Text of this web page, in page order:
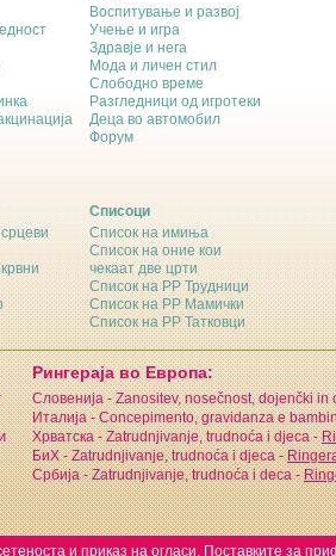
и приказ на огласи. Поставките за
Воспитување и развој
Учење и игра
Здравје и нега
Мода и личен стил
Слободно време
Разгледници од игротеки
Деца во автомобил
Форум
Списоци
Список на имиња
Список на оние кои
чекаат две црти
Список на РР Трудници
Список на РР Мамички
Список на РР Татковци
Рингераја во Европа:
Словенија - Zanositev, nosečnost, dojenčki in
Италија - Concepimento, gravidanza e
Хрватска - Zatrudnjivanje, trudnoća i djeca -
БиХ - Zatrudnjivanje, trudnoća i djeca -
Србија - Zatrudnjivanje, trudnoća i deca -